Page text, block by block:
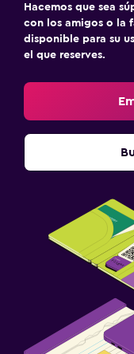
Hacemos que sea
con los amigos o la
disponible para su
el que reserves.